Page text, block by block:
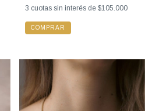
3 cuotas sin interés de $105.000